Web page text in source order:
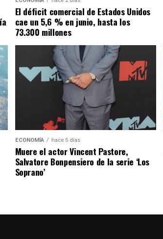
El déficit comercial de Estados Unidos
cae un 5,6 % en junio, hasta los
73.300 millones
ECONOMÍA hace 5 días
Muere el actor Vincent Pastore,
Salvatore Bonpensiero de la serie ‘Los
Soprano’